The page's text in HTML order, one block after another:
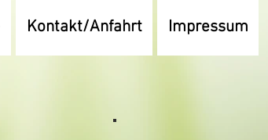
Kontakt/Anfahrt Impressum